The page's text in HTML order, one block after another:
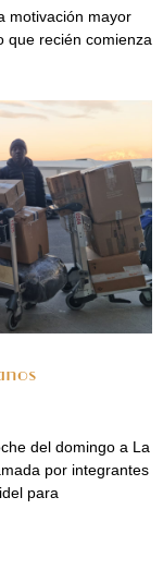
motivación mayor
que recién comienza
del domingo a La
por integrantes
para